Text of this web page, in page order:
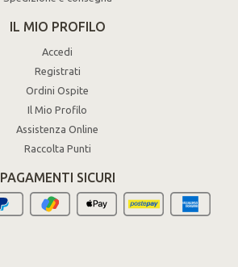
IL MIO PROFILO
Accedi
Registrati
Ordini Ospite
Il Mio Profilo
Assistenza Online
Raccolta Punti
PAGAMENTI SICURI